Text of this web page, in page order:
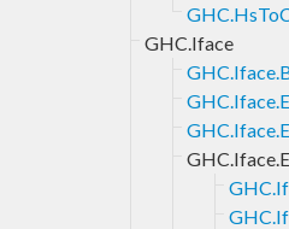
GHC.Iface